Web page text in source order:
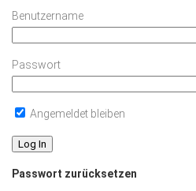
Benutzername
Passwort
Angemeldet bleiben
Passwort zurücksetzen